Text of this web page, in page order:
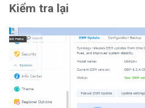
Kiểm tra lại